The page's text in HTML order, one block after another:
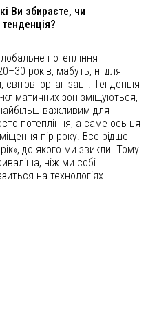
Ви збираєте, чи
потепління
років, мабуть, ні для
організації. Тенденція
зон зміщуються,
важливим для
потепління, а саме ось ця
пір року. Все рідше
до якого ми звикли. Тому
ніж ми собі
на технологіях